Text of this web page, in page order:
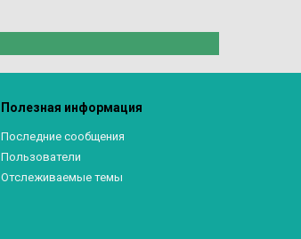
Полезная информация
Последние сообщения
Пользователи
Отслеживаемые темы